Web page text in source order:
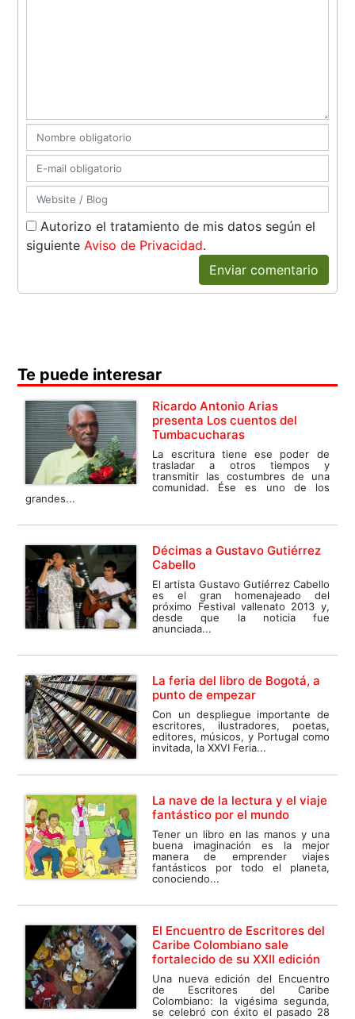
Autorizo el tratamiento de mis datos según el
siguienteAviso de Privacidad.
Enviar comentario
Te puede interesar
Ricardo Antonio Arias
presenta Los cuentos del
Tumbacucharas
La escritura tiene ese poder de
trasladar a otros tiempos y
transmitir las costumbres de una
comunidad. Ése es uno de los
grandes...
Décimas a Gustavo Gutiérrez
Cabello
El artista Gustavo Gutiérrez Cabello
es el gran homenajeado del
próximo Festival vallenato 2013 y,
desde que la noticia fue
anunciada...
La feria del libro de Bogotá, a
punto de empezar
Con un despliegue importante de
escritores, ilustradores, poetas,
editores, músicos, y Portugal como
invitada, la XXVI Feria...
La nave de la lectura y el viaje
fantástico por el mundo
Tener un libro en las manos y una
buena imaginación es la mejor
manera de emprender viajes
fantásticos por todo el planeta,
conociendo...
El Encuentro de Escritores del
Caribe Colombiano sale
fortalecido de su XXII edición
Una nueva edición del Encuentro
de Escritores del Caribe
Colombiano: la vigésima segunda,
se celebró con éxito el pasado 28